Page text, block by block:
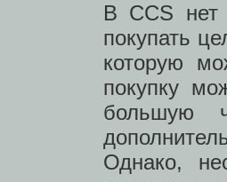
В CCS нет
покупать
которую
покупку
большую
Однако,